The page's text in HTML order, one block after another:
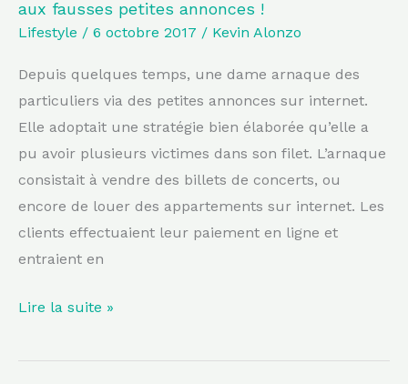
aux fausses petites annonces !
Lifestyle / 6 octobre 2017 / Kevin Alonzo
Depuis quelques temps, une dame arnaque des
particuliers via des petites annonces sur internet.
Elle adoptait une stratégie bien élaborée qu’elle a
pu avoir plusieurs victimes dans son filet. L’arnaque
consistait à vendre des billets de concerts, ou
encore de louer des appartements sur internet. Les
clients effectuaient leur paiement en ligne et
entraient en
!
Lire la suite »